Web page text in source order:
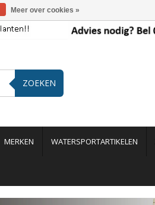
ZOEKEN
MERKEN WATERSPORTARTIKELEN
Meer over cookies »